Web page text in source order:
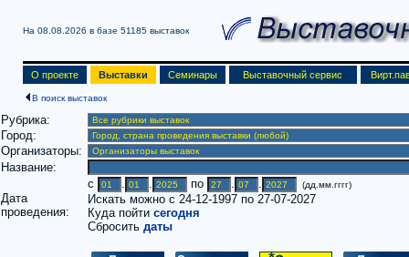
На 08.08.2026 в базе 51185 выставок
О проекте Выставки Семинары Выставочный сервис
В поиск выставок
Рубрика:
Город:
Организаторы:
Название:
Дата
проведения:
c . . по . . (дд.мм.гггг)
Искать можно с 24-12-1997 по 27-07-2027
Куда пойти сегодня
Сбросить даты